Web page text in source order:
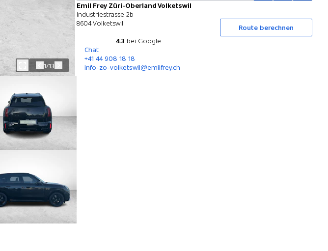
Emil Frey Züri-Oberland Volketswil
Industriestrasse 2b
8604 Volketswil
Route berechnen
4.3 bei Google
Chat
+41 44 908 18 18
info-zo-volketswil@emilfrey.ch
1/13